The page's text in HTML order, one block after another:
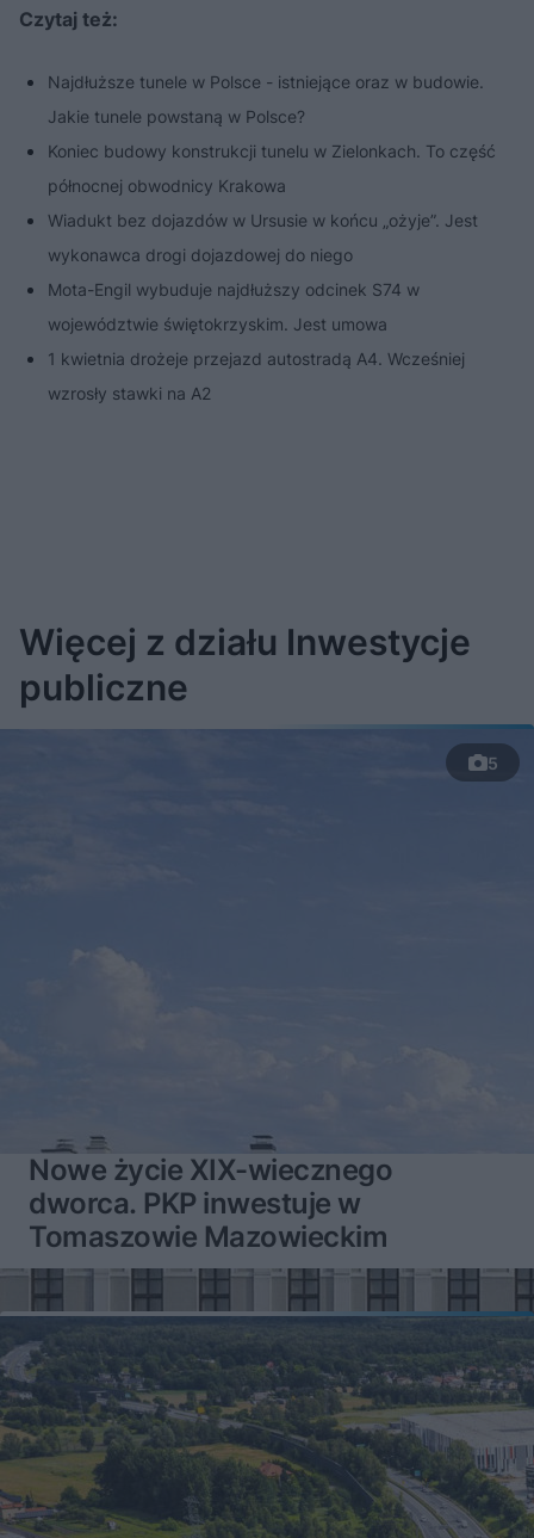
Czytaj też:
Najdłuższe tunele w Polsce - istniejące oraz w budowie.
Jakie tunele powstaną w Polsce?
Koniec budowy konstrukcji tunelu w Zielonkach. To część
północnej obwodnicy Krakowa
Wiadukt bez dojazdów w Ursusie w końcu „ożyje”. Jest
wykonawca drogi dojazdowej do niego
Mota-Engil wybuduje najdłuższy odcinek S74 w
województwie świętokrzyskim. Jest umowa
1 kwietnia drożeje przejazd autostradą A4. Wcześniej
wzrosły stawki na A2
Więcej z działu Inwestycje
publiczne
5
Nowe życie XIX-wiecznego
dworca. PKP inwestuje w
Tomaszowie Mazowieckim